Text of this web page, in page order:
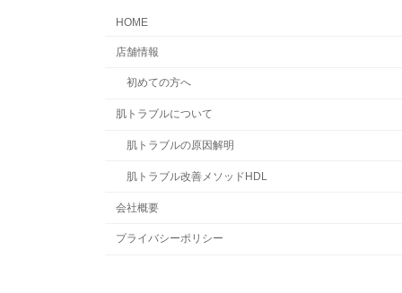
HOME
店舗情報
初めての方へ
肌トラブルについて
肌トラブルの原因解明
肌トラブル改善メソッドHDL
会社概要
プライバシーポリシー